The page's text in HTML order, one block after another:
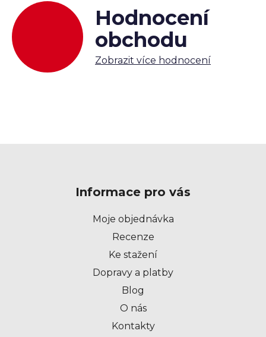
Hodnocení
obchodu
Zobrazit více hodnocení
Informace pro vás
Moje objednávka
Recenze
Ke stažení
Dopravy a platby
Blog
O nás
Kontakty